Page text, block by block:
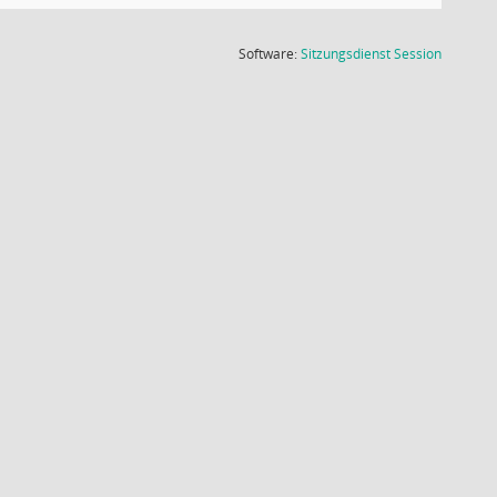
Software:SitzungsdienstSession(Wird in